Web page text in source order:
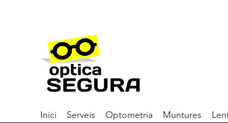
Inici Serveis Optometria Muntures